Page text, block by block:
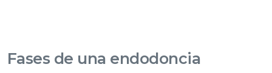
Fases de una endodoncia